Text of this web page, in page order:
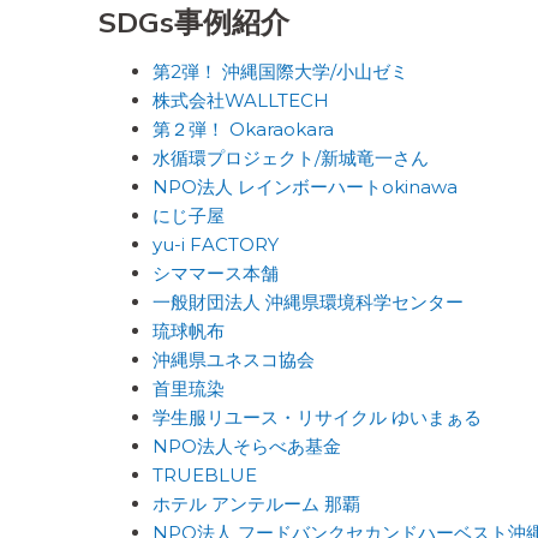
SDGs事例紹介
第2弾！ 沖縄国際大学/小山ゼミ
株式会社WALLTECH
第２弾！ Okaraokara
水循環プロジェクト/新城竜一さん
NPO法人 レインボーハートokinawa
にじ子屋
yu-i FACTORY
シママース本舗
一般財団法人 沖縄県環境科学センター
琉球帆布
沖縄県ユネスコ協会
首里琉染
学生服リユース・リサイクル ゆいまぁる
NPO法人そらべあ基金
TRUEBLUE
ホテル アンテルーム 那覇
NPO法人 フードバンクセカンドハーベスト沖